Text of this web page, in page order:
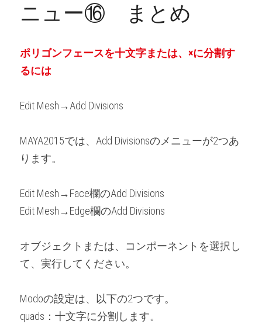
ニュー⑯　まとめ
ポリゴンフェースを十文字または、×に分割す
るには
Edit Mesh→Add Divisions
MAYA2015では、Add Divisionsのメニューが2つあ
ります。
Edit Mesh→Face欄のAdd Divisions
Edit Mesh→Edge欄のAdd Divisions
オブジェクトまたは、コンポーネントを選択し
て、実行してください。
Modoの設定は、以下の2つです。
quads：十文字に分割します。